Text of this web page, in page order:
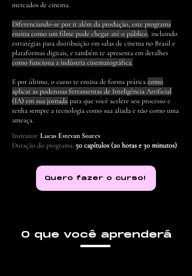
mercados de cinema.
Diferenciando-se por ir além da produção, este programa
ensina como um filme pode chegar até o público, incluindo
estratégias para distribuição em salas de cinema no Brasil e
plataformas digitais, e também te apresenta em detalhes
como funciona a indústria cinematográfica.
E por último, o curso te ensina de forma prática como
aplicar as poderosas ferramentas de Inteligência Artificial
(IA) em sua jornada para que você acelere seu processo e
tenha sempre a tecnologia como sua aliada e não como uma
ameaça.
Instrutor: Lucas Estevan Soares
Duração do programa: 50 capítulos (20 horas e 30 minutos)
Quero fazer o curso!
O que você aprenderá